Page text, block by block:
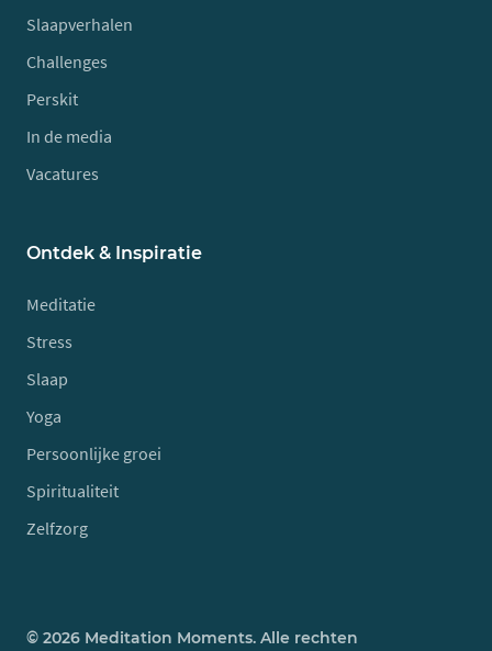
Slaapverhalen
Challenges
Perskit
In de media
Vacatures
Ontdek & Inspiratie
Meditatie
Stress
Slaap
Yoga
Persoonlijke groei
Spiritualiteit
Zelfzorg
© 2026 Meditation Moments. Alle rechten